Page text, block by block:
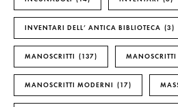
INVENTARI DELL’ ANTICA BIBLIOTECA 3
MANOSCRITTI 137 MANOSCRITTI
MANOSCRITTI MODERNI 17